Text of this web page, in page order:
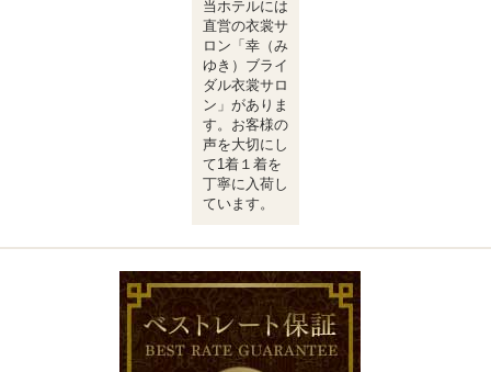
当ホテルには
直営の衣裳サ
ロン「幸（み
ゆき）ブライ
ダル衣裳サロ
ン」がありま
す。お客様の
声を大切にし
て1着１着を
丁寧に入荷し
ています。